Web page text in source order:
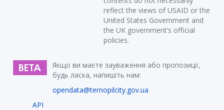
reflect the views of USAID or the
United States Government and
the UK government’s official
policies.
Якщо ви маєте зауваження або пропозиції,
будь ласка, напишіть нам:
opendata@ternopilcity.gov.ua
API